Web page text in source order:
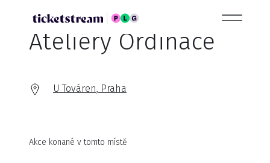
Ateliéry Ordinace
U Továren, Praha
Akce konané v tomto místě